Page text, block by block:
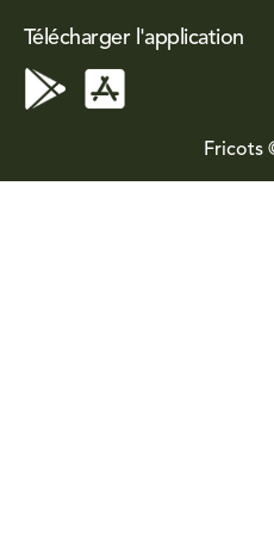
Télécharger l'application
Fricots